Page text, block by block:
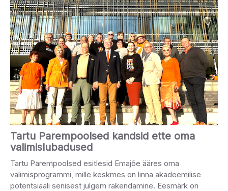
Tartu Parempoolsed kandsid ette oma
valimislubadused
Tartu Parempoolsed esitlesid Emajõe ääres oma
valimisprogrammi, mille keskmes on linna akadeemilise
potentsiaali senisest julgem rakendamine. Eesmärk on